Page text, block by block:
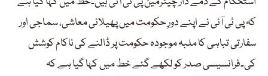
کہ پی ٹی آئی نے اپنے دورِ حکومت میں پھیلائی معاشی، سماجی اور
سفارتی تباہی کا ملبہ موجودہ حکومت پر ڈالنے کی ناکام کوشش
کی۔فرانسیسی صدر کو لکھے گئے خط میں کہا گیا ہے کہ